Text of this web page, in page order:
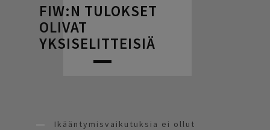
FIW:N TULOKSET
OLIVAT
YKSISELITTEISIÄ
Ikääntymisvaikutuksia ei ollut